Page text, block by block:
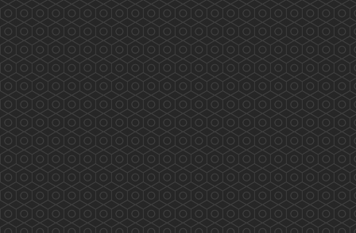
Kathleen Kung, Dick...
More
香港藥學會大灣區（深圳）考察團
香港藥學會大灣區（深圳）考察團 (2018年11月
16至18日) 外訪單位及內容： 2018年11月16日
(星期五)下午：與深圳衛計委交流，內容包括：
1. 國內醫保體制如何運作？ 2.香港同深圳在醫療
藥物方面可有合作空間？ 3.推進醫藥衛生體制改
革；組織實施基本藥物制度；健全、完善公共衛
生服務體系和醫療服務體系，推進基本公共衛生
服務均等化。 4.組...
More
Hong Kong Pharmaceutical Journal
VOL 30 - NO.3 (SEP-DEC 2024)...
More